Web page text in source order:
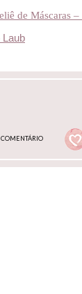
de Máscaras –
Laub
COMENTÁRIO